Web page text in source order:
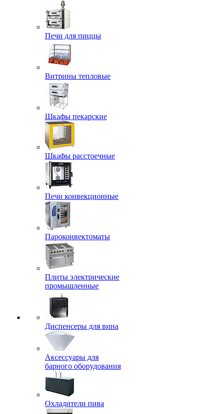
Печи для пиццы
Витрины тепловые
Шкафы пекарские
Шкафы расстоечные
Печи конвекционные
Пароконвектоматы
Плиты электрические
промышленные
Диспенсеры для вина
Аксессуары для
барного оборудования
Охладители пива